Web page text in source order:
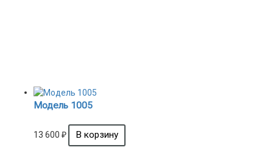
Модель 1005
13 600 ₽